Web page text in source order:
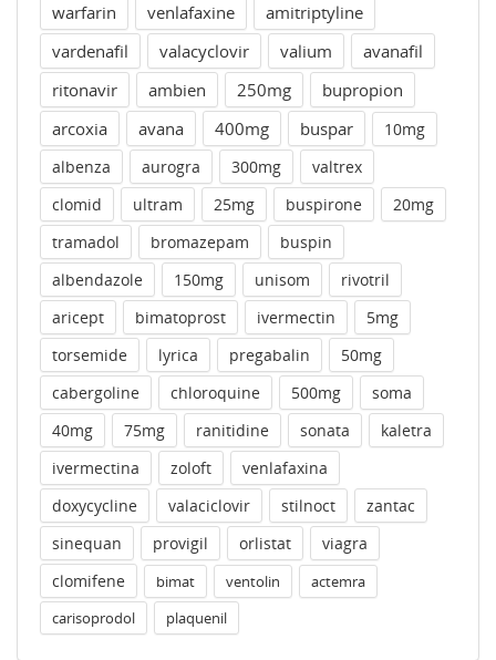
warfarin
venlafaxine
amitriptyline
vardenafil
valacyclovir valium
avanafil
ritonavir
ambien 250mg
bupropion
arcoxia
avana 400mg buspar
10mg
albenza
aurogra 300mg
valtrex
clomid
ultram 25mg buspirone
20mg
tramadol
bromazepam
buspin
albendazole
150mg unisom
rivotril
aricept
bimatoprost ivermectin
5mg
torsemide
lyrica pregabalin
50mg
cabergoline
chloroquine 500mg
soma
40mg
75mg ranitidine sonata
kaletra
ivermectina
zoloft
venlafaxina
doxycycline
valaciclovir stilnoct
zantac
sinequan
provigil orlistat
viagra
clomifene
bimat ventolin
actemra
carisoprodol
plaquenil